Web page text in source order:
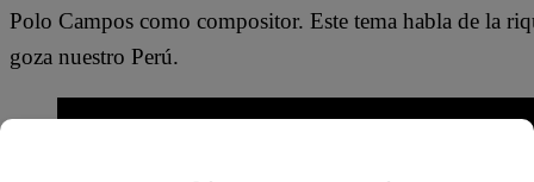
Polo Campos como compositor. Este tema habla de la
goza nuestro Perú.